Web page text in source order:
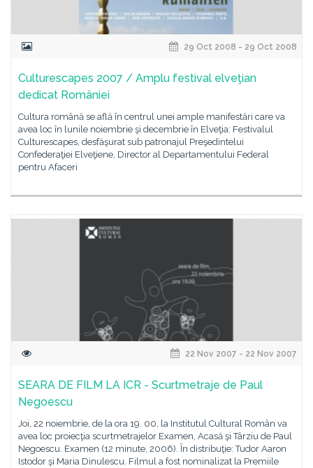
29 Oct 2008 - 29 Oct 2008
Culturescapes 2007 / Amplu festival elveţian
dedicat României
Cultura română se află în centrul unei ample manifestări care va
avea loc în lunile noiembrie şi decembrie în Elveţia: Festivalul
Culturescapes, desfăşurat sub patronajul Preşedintelui
Confederaţiei Elveţiene, Director al Departamentului Federal
pentru Afaceri
22 Nov 2007 - 22 Nov 2007
SEARA DE FILM LA ICR - Scurtmetraje de Paul
Negoescu
Joi, 22 noiembrie, de la ora 19. 00, la Institutul Cultural Român va
avea loc proiecţia scurtmetrajelor Examen, Acasă şi Târziu de Paul
Negoescu. Examen (12 minute, 2006). În distribuţie: Tudor Aaron
Istodor şi Maria Dinulescu. Filmul a fost nominalizat la Premiile